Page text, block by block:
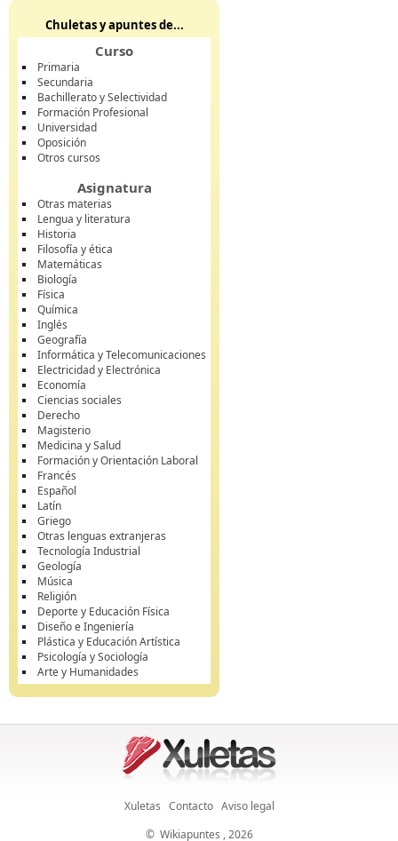
Chuletas y apuntes de...
Curso
Primaria
Secundaria
Bachillerato y Selectividad
Formación Profesional
Universidad
Oposición
Otros cursos
Asignatura
Otras materias
Lengua y literatura
Historia
Filosofía y ética
Matemáticas
Biología
Física
Química
Inglés
Geografía
Informática y Telecomunicaciones
Electricidad y Electrónica
Economía
Ciencias sociales
Derecho
Magisterio
Medicina y Salud
Formación y Orientación Laboral
Francés
Español
Latín
Griego
Otras lenguas extranjeras
Tecnología Industrial
Geología
Música
Religión
Deporte y Educación Física
Diseño e Ingeniería
Plástica y Educación Artística
Psicología y Sociología
Arte y Humanidades
Xuletas Contacto Aviso legal
© Wikiapuntes , 2026